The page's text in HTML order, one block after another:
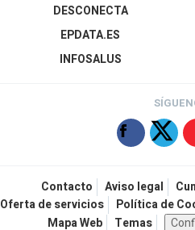
DESCONECTA
EPDATA.ES
INFOSALUS
Contacto Aviso legal
Oferta de servicios
Política de
Mapa Web
Temas